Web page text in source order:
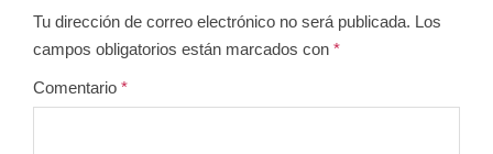
Tu dirección de correo electrónico no será publicada. Los
campos obligatorios están marcados con *
Comentario *